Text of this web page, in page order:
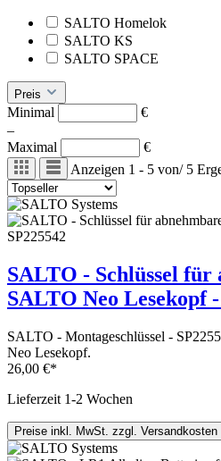
SALTO Homelok
SALTO KS
SALTO SPACE
Preis
Minimal
€
–
Maximal
€
Anzeigen 1 - 5 von/5
SALTO - Schlüssel für
SALTO Neo Lesekopf -
SALTO - Montageschlüssel -
Neo Lesekopf.
26,00 €*
Lieferzeit 1-2 Wochen
Preise inkl. MwSt. zzgl. Versandkosten